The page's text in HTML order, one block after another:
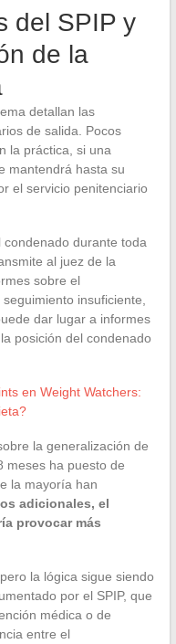
del SPIP y
de la
detallan las
de salida. Pocos
la práctica, si una
mantendrá hasta su
el servicio penitenciario
condenado durante toda
al juez de la
sobre el
insuficiente,
dar lugar a informes
posición del condenado
en Weight Watchers:
la generalización de
meses ha puesto de
la mayoría han
adicionales, el
provocar más
la lógica sigue siendo
por el SPIP, que
médica o de
entre el